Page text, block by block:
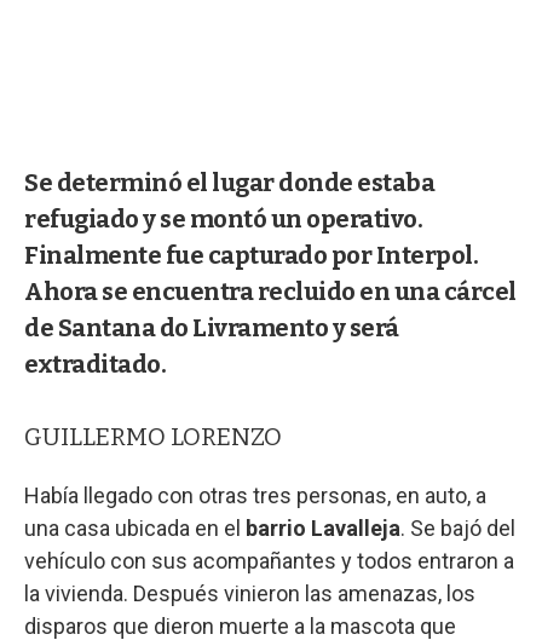
Se determinó el lugar donde estaba
refugiado y se montó un operativo.
Finalmente fue capturado por Interpol.
Ahora se encuentra recluido en una cárcel
de Santana do Livramento y será
extraditado.
GUILLERMO LORENZO
Había llegado con otras tres personas, en auto, a
una casa ubicada en el barrio Lavalleja. Se bajó del
vehículo con sus acompañantes y todos entraron a
la vivienda. Después vinieron las amenazas, los
disparos que dieron muerte a la mascota que